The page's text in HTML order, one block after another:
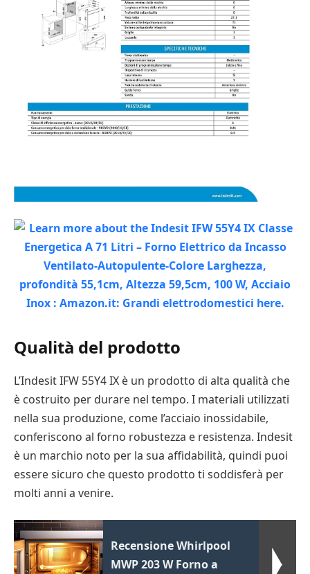
Qualità del prodotto
L’Indesit IFW 55Y4 IX è un prodotto di alta qualità che
è costruito per durare nel tempo. I materiali utilizzati
nella sua produzione, come l’acciaio inossidabile,
conferiscono al forno robustezza e resistenza. Indesit
è un marchio noto per la sua affidabilità, quindi puoi
essere sicuro che questo prodotto ti soddisferà per
molti anni a venire.
Recensione Whirlpool
MWP 203 W Forno a